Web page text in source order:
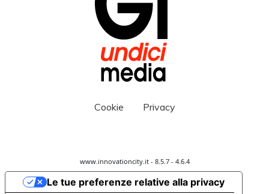
Cookie Privacy
www.innovationcity.it - 8.5.7 - 4.6.4
Le tue preferenze relative alla privacy